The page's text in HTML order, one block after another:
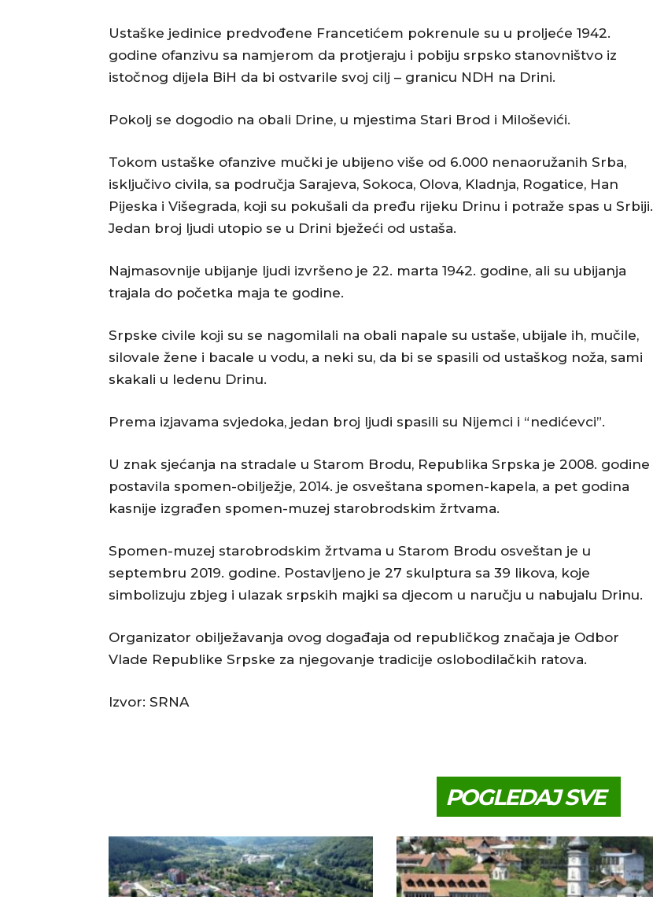
Ustaške jedinice predvođene Francetićem pokrenule su u proljeće 1942.
godine ofanzivu sa namjerom da protjeraju i pobiju srpsko stanovništvo iz
istočnog dijela BiH da bi ostvarile svoj cilj – granicu NDH na Drini.
Pokolj se dogodio na obali Drine, u mjestima Stari Brod i Miloševići.
Tokom ustaške ofanzive mučki je ubijeno više od 6.000 nenaoružanih Srba,
isključivo civila, sa područja Sarajeva, Sokoca, Olova, Kladnja, Rogatice, Han
Pijeska i Višegrada, koji su pokušali da pređu rijeku Drinu i potraže spas u Srbiji.
Jedan broj ljudi utopio se u Drini bježeći od ustaša.
Najmasovnije ubijanje ljudi izvršeno je 22. marta 1942. godine, ali su ubijanja
trajala do početka maja te godine.
Srpske civile koji su se nagomilali na obali napale su ustaše, ubijale ih, mučile,
silovale žene i bacale u vodu, a neki su, da bi se spasili od ustaškog noža, sami
skakali u ledenu Drinu.
Prema izjavama svjedoka, jedan broj ljudi spasili su Nijemci i “nedićevci”.
U znak sjećanja na stradale u Starom Brodu, Republika Srpska je 2008. godine
postavila spomen-obilježje, 2014. je osveštana spomen-kapela, a pet godina
kasnije izgrađen spomen-muzej starobrodskim žrtvama.
Spomen-muzej starobrodskim žrtvama u Starom Brodu osveštan je u
septembru 2019. godine. Postavljeno je 27 skulptura sa 39 likova, koje
simbolizuju zbjeg i ulazak srpskih majki sa djecom u naručju u nabujalu Drinu.
Organizator obilježavanja ovog događaja od republičkog značaja je Odbor
Vlade Republike Srpske za njegovanje tradicije oslobodilačkih ratova.
Izvor: SRNA
POGLEDAJ SVE